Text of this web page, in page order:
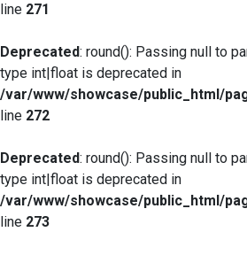
line 271
Deprecated: round(): Passing null to
type int|float is deprecated in
/var/www/showcase/public_html/
line 272
Deprecated: round(): Passing null to
type int|float is deprecated in
/var/www/showcase/public_html/
line 273